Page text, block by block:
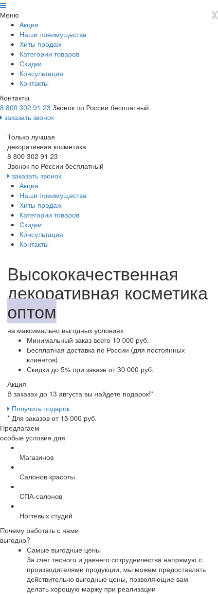
X
Меню
Акция
Наши преимущества
Хиты продаж
Категории товаров
Скидки
Консультация
Контакты
Контакты
8 800 302 91 23 Звонок по России бесплатный
заказать звонок
Только лучшая
декоративная косметика
8 800 302 91 23
Звонок по России бесплатный
заказать звонок
Акция
Наши преимущества
Хиты продаж
Категории товаров
Скидки
Консультация
Контакты
Высококачественная
декоративная косметика
оптом
на максимально выгодных условиях
Минимальный заказ всего 10 000 руб.
Бесплатная доставка по России (для постоянных
клиентов)
Скидки до 5% при заказе от 30 000 руб.
Акция
В заказах до 13 августа вы найдете подарок!*
Получить подарок
* Для заказов от 15 000 руб.
Предлагаем
особые условия для
Магазинов
Салонов красоты
СПА-салонов
Ногтевых студий
Почему работать с нами
выгодно?
Самые выгодные цены
За счет тесного и давнего сотрудничества напрямую с
производителями продукции, мы можем предоставлять
действительно выгодные цены, позволяющие вам
делать хорошую маржу при реализации